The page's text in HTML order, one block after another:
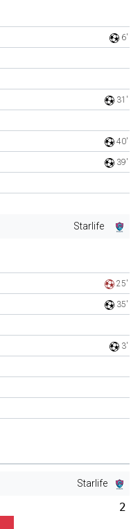
6'
31'
40'
39'
Starlife
25'
35'
3'
Starlife
2